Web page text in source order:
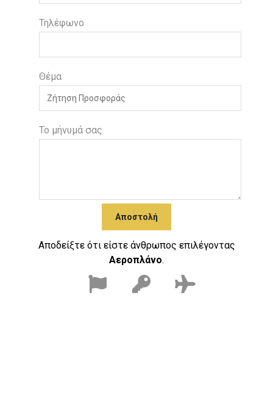
Τηλέφωνο
Θέμα
Το μήνυμά σας
Αποστολή
Αποδείξτε ότι είστε άνθρωπος επιλέγοντας
Αεροπλάνο.